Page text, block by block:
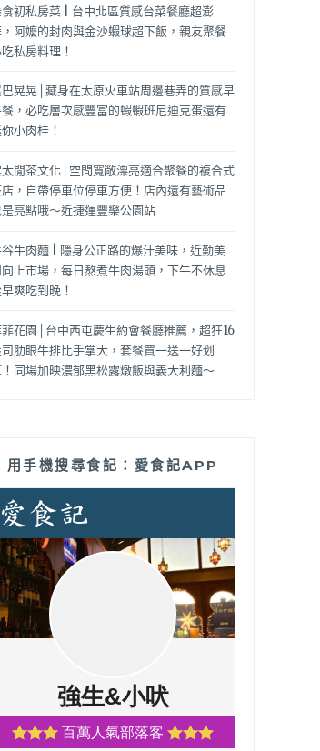
初私房菜 | 台中北區質感台菜餐廳超澎
，阿嬤的封肉與金沙蝦球超下飯，親友聚餐
私房料理！
巴晃晃│藏身在太原火車站周邊巷弄的質感早
，必吃層次感豐富的蝦蝦班尼迪克蛋還有
小肉桂！
閒茶文化│空間寬敞漂亮適合聚餐的複合式
，自帶停車位停車方便！店內還有藝術品
亮點哦～近捷運豐樂公園站
牛肉麵 | 隱身公正路的爆汁美味，近勤美
上市場，每日熬煮牛肉湯頭，下午不休息
爽吃到晚！
花園│台中西屯慶生約會餐廳推薦，超狂16
司肋眼牛排比手掌大，套餐買一送一好划
同場加映濃郁黑松露燉飯與義大利麵～
用手機搜尋食記：愛食記APP